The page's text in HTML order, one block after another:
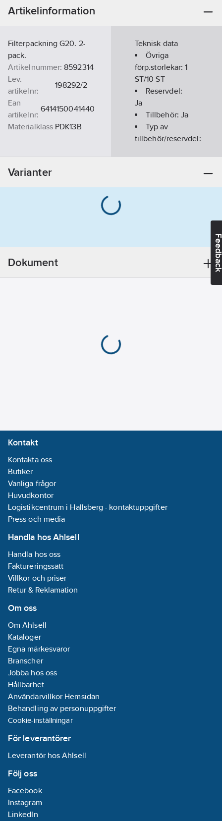
Artikelinformation
Filterpackning G20. 2-
pack.
Artikelnummer: 8592314
Lev.
artikelnr:
198292/2
Ean
artikelnr:
6414150041440
Materialklass PDK13B
Teknisk data
Övriga
förp.storlekar:1
ST/10 ST
Reservdel:
Ja
Tillbehör: Ja
Typ av
tillbehör/reservdel:
blandare 150c/c
REACH
REACH
Varianter
Dokument
Kontakt
Kontakta oss
Butiker
Vanliga frågor
Huvudkontor
Logistikcentrum i Hallsberg - kontaktuppgifter
Press och media
Handla hos Ahlsell
Handla hos oss
Faktureringssätt
Villkor och priser
Retur & Reklamation
Om oss
Om Ahlsell
Kataloger
Egna märkesvaror
Branscher
Jobba hos oss
Hållbarhet
Användarvillkor Hemsidan
Behandling av personuppgifter
Cookie-inställningar
För leverantörer
Leverantör hos Ahlsell
Följ oss
Facebook
Instagram
LinkedIn